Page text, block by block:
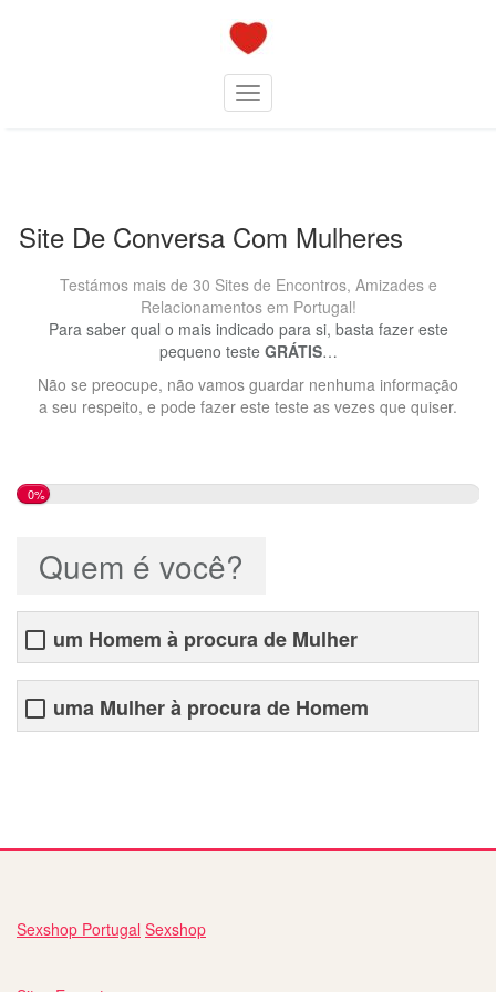
Toggle navigation
Site De Conversa Com Mulheres
Testámos mais de 30 Sites de Encontros, Amizades e
Relacionamentos em Portugal!
Para saber qual o mais indicado para si, basta fazer este
pequeno teste GRÁTIS…
Não se preocupe, não vamos guardar nenhuma informação
a seu respeito, e pode fazer este teste as vezes que quiser.
0%
Quem é você?
um Homem à procura de Mulher
uma Mulher à procura de Homem
Sexshop Portugal Sexshop